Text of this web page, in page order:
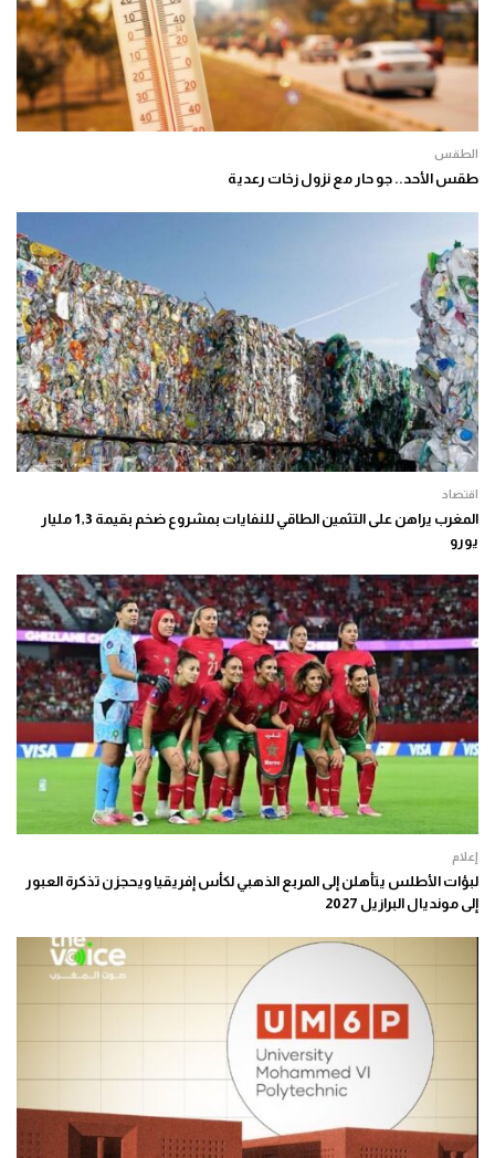
الطقس
طقس الأحد.. جو حار مع نزول زخات رعدية
اقتصاد
المغرب يراهن على التثمين الطاقي للنفايات بمشروع ضخم بقيمة 1,3 مليار
يورو
إعلام
لبؤات الأطلس يتأهلن إلى المربع الذهبي لكأس إفريقيا ويحجزن تذكرة العبور
إلى مونديال البرازيل 2027